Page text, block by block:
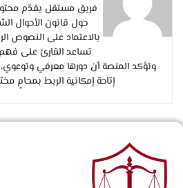
فريق مستقل يقدّم
حول قانون الأحوال
بالاعتماد على النصوص
تساعد القارئ على فهم
وتؤكد المنصة أن دورها معرفي
إتاحة إمكانية الربط بمحامٍ